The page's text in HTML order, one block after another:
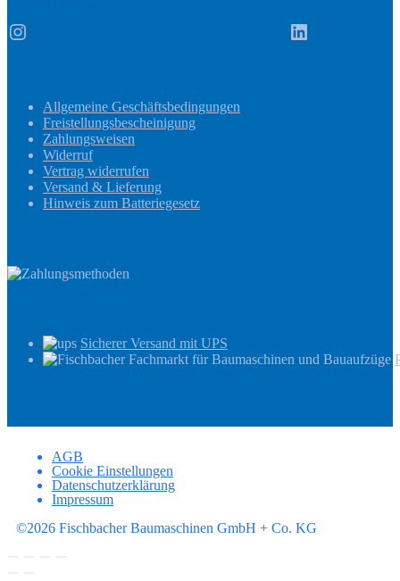
Instagram LinkedIn
Allgemeine Geschäftsbedingungen
Freistellungsbescheinigung
Zahlungsweisen
Widerruf
Vertrag widerrufen
Versand & Lieferung
Hinweis zum Batteriegesetz
Sicherer Versand mit UPS
AGB
Cookie Einstellungen
Datenschutzerklärung
Impressum
©2026 Fischbacher Baumaschinen GmbH + Co. KG